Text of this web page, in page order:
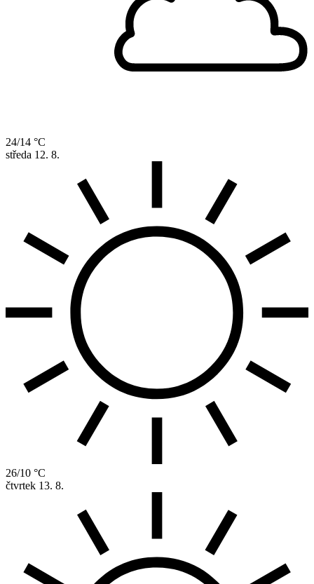
24/14 °C
středa 12. 8.
26/10 °C
čtvrtek 13. 8.